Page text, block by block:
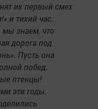
их первый смех
и тихий час.
мы знаем, что
дорога под
Пусть она
побед.
птенцы!
эти годы.